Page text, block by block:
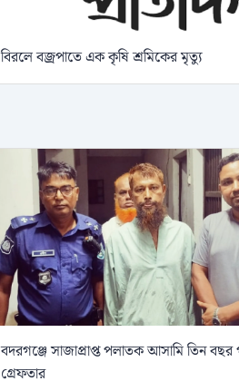
বিরলে বজ্রপাতে এক কৃষি শ্রমিকের মৃত্যু
বদরগঞ্জে সাজাপ্রাপ্ত পলাতক আসামি তিন
গ্রেফতার